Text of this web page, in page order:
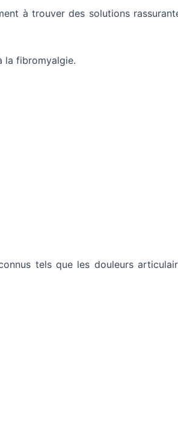
à trouver des solutions
la fibromyalgie.
tels que les douleurs